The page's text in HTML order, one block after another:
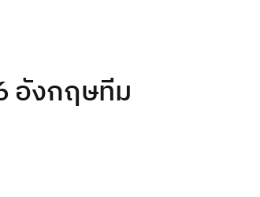
อังกฤษทีม